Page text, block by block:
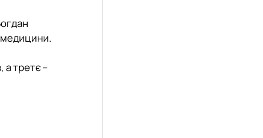
медицини.
, атретє–